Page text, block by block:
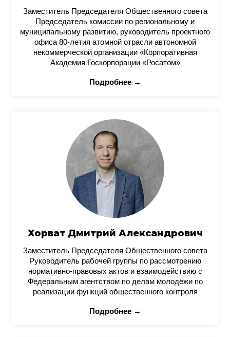
Заместитель Председателя Общественного совета
Председатель комиссии по региональному и
муниципальному развитию, руководитель проектного
офиса 80-летия атомной отрасли автономной
некоммерческой организации «Корпоративная
Академия Госкорпорации «Росатом»
Подробнее →
Хорват Дмитрий Александрович
Заместитель Председателя Общественного совета
Руководитель рабочей группы по рассмотрению
нормативно-правовых актов и взаимодействию с
Федеральным агентством по делам молодёжи по
реализации функций общественного контроля
Подробнее →